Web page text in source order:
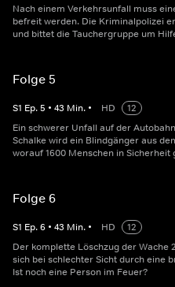
Nach einem Verkehrsunfall muss
befreit werden. Die Kriminalpolizei
und bittet die Tauchergruppe um
Folge 5
S1 Ep.5 • 43 Min. • HD
12
Ein schwerer Unfall auf der
Schalke wird ein Blindgänger aus
worauf 1600 Menschen in
Folge 6
S1 Ep.6 • 43 Min. • HD
12
Der komplette Löschzug der Wache
sich bei schlechter Sicht durch eine
Ist noch eine Person im Feuer?